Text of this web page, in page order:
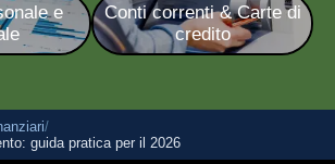
e
Conti correnti & Carte di
credito
/
guida pratica per il 2026